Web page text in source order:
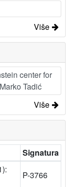
Više
center for
Tadić
Više
Signatura
P-3766